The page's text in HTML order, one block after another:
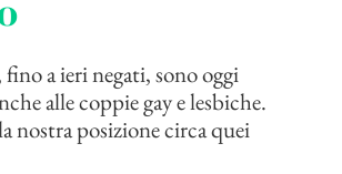
a ieri negati, sono oggi
alle coppie gay e lesbiche.
nostra posizione circa quei